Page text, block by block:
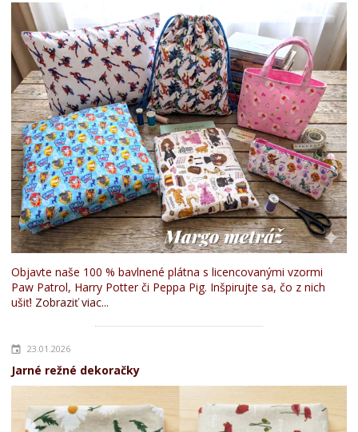
Objavte naše 100 % bavlnené plátna s licencovanými vzormi
Paw Patrol, Harry Potter či Peppa Pig. Inšpirujte sa, čo z nich
ušiť! Zobraziť viac...
23.01.2026
Jarné režné dekoračky